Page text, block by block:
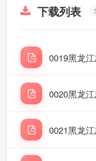
下载列表
0019黑龙
0020黑龙
0021黑龙